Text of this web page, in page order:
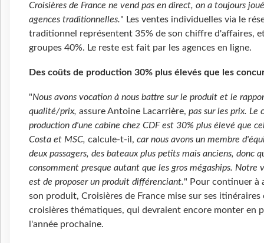
Croisières de France ne vend pas en direct, on a toujours
agences traditionnelles." Les ventes individuelles via le
traditionnel représentent 35% de son chiffre d'affaires,
groupes 40%. Le reste est fait par les agences en ligne.
Des coûts de production 30% plus élevés que les
"Nous avons vocation à nous battre sur le produit et le
qualité/prix, assure Antoine Lacarrière, pas sur les prix. Le
production d'une cabine chez CDF est 30% plus élevé que
Costa et MSC, calcule-t-il, car nous avons un membre
deux passagers, des bateaux plus petits mais anciens, donc
consomment presque autant que les gros mégaships. Notre
est de proposer un produit différenciant." Pour continuer à
son produit, Croisières de France mise sur ses itinéraires
croisières thématiques, qui devraient encore monter en
l'année prochaine.